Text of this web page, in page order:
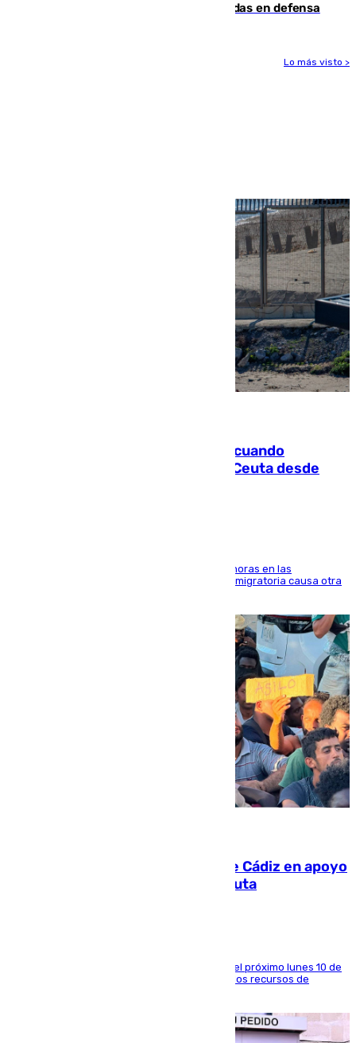
derrota de la pretemporada dejando dudas en defensa
Lo más visto >
Fallece un joven tras caer al mar cuando
intentaba entrar en parapente a Ceuta desde
El accidente se produjo alrededor de las 8.00 horas en las
inmediaciones del espigón de Benzú y la crisis migratoria causa otra
CIES NO moviliza a la provincia de Cádiz en apoyo
a la respuesta humanitaria de Ceuta
La entidad social organiza una concentración el próximo lunes 10 de
agosto en Algeciras para exigir el refuerzo de los recursos de